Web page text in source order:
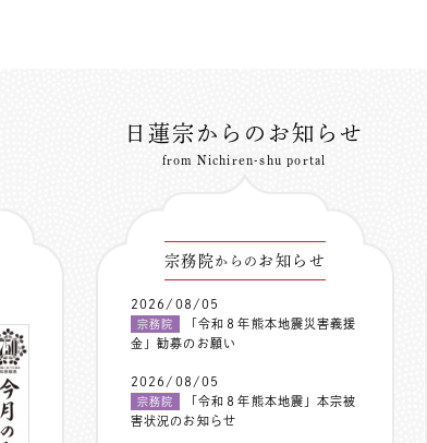
日蓮宗からのお知らせ
from Nichiren-shu portal
宗務院からの お知らせ
2026/08/05
宗務院
「令和８年熊本地震災害義援
金」勧募のお願い
2026/08/05
宗務院
「令和８年熊本地震」本宗被
害状況のお知らせ